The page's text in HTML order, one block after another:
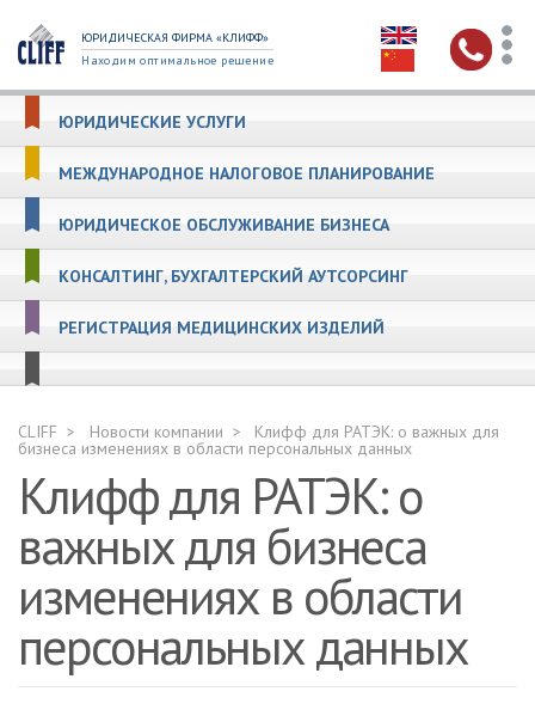
ЮРИДИЧЕСКАЯ ФИРМА «КЛИФФ»
Находим оптимальное решение
ЮРИДИЧЕСКИЕ УСЛУГИ
МЕЖДУНАРОДНОЕ НАЛОГОВОЕ ПЛАНИРОВАНИЕ
ЮРИДИЧЕСКОЕ ОБСЛУЖИВАНИЕ БИЗНЕСА
КОНСАЛТИНГ, БУХГАЛТЕРСКИЙ АУТСОРСИНГ
РЕГИСТРАЦИЯ МЕДИЦИНСКИХ ИЗДЕЛИЙ
CLIFF Новости компании Клифф для РАТЭК: о важных для
бизнеса изменениях в области персональных данных
Клифф для РАТЭК: о
важных для бизнеса
изменениях в области
персональных данных